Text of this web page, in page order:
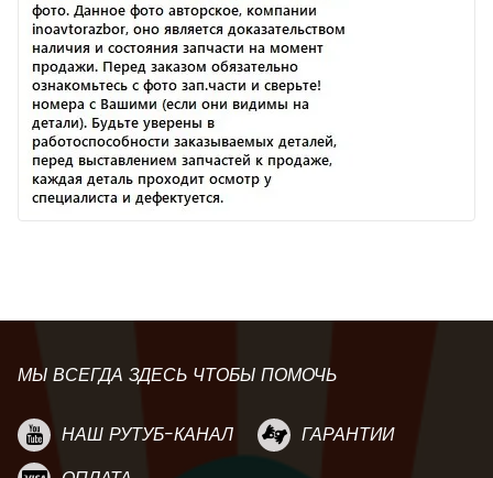
МЫ ВСЕГДА ЗДЕСЬ ЧТОБЫ ПОМОЧЬ
НАШ РУТУБ-КАНАЛ
ГАРАНТИИ